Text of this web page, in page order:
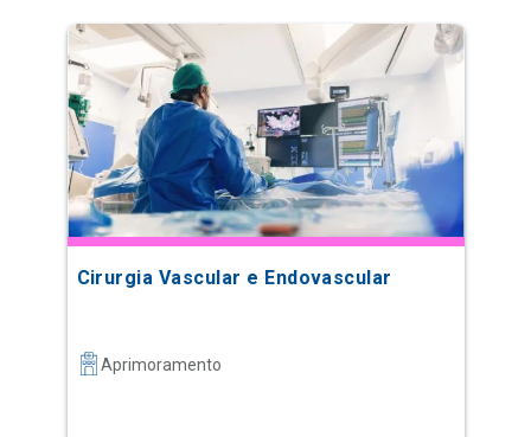
Cirurgia Vascular e Endovascular
Aprimoramento